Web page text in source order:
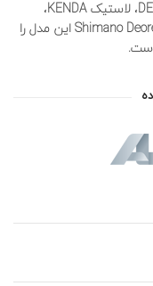
شده است. انتخاب سیستم دنده شیمانو DEORE، لاستیک KENDA،
سیستم ترمز دیسک هیدرولیک Shimano Deore BR-MT200 این مدل را